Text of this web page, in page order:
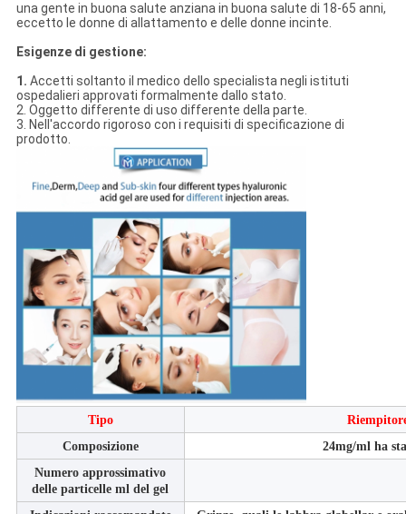
una gente in buona salute anziana in buona salute di 18-65 anni,
eccetto le donne di allattamento e delle donne incinte.
Esigenze di gestione:
1. Accetti soltanto il medico dello specialista negli istituti
ospedalieri approvati formalmente dallo stato.
2. Oggetto differente di uso differente della parte.
3. Nell'accordo rigoroso con i requisiti di specificazione di
prodotto.
Tipo
Composizione
24mg/ml ha
Numero approssimativo
delle particelle ml del gel